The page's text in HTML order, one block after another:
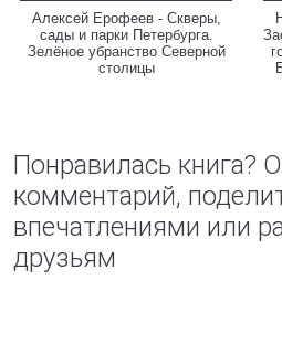
Алексей Ерофеев - Скверы,
сады и парки Петербурга.
Зелёное убранство Северной
столицы
Понравилась книга?
комментарий,
впечатлениями или
друзьям